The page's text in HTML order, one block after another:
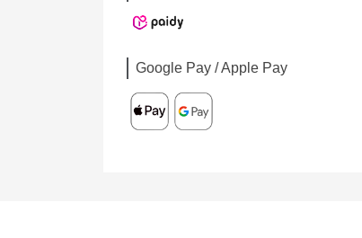
Google Pay / Apple Pay